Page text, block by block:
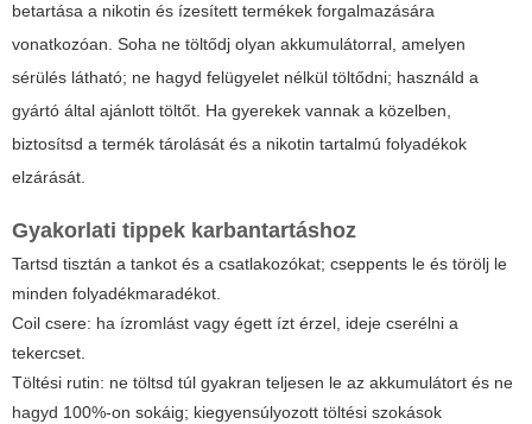
betartása a nikotin és ízesített termékek forgalmazására
vonatkozóan. Soha ne töltődj olyan akkumulátorral, amelyen
sérülés látható; ne hagyd felügyelet nélkül töltődni; használd a
gyártó által ajánlott töltőt. Ha gyerekek vannak a közelben,
biztosítsd a termék tárolását és a nikotin tartalmú folyadékok
elzárását.
Gyakorlati tippek karbantartáshoz
Tartsd tisztán a tankot és a csatlakozókat; cseppents le és törölj le
minden folyadékmaradékot.
Coil csere: ha ízromlást vagy égett ízt érzel, ideje cserélni a
tekercset.
Töltési rutin: ne töltsd túl gyakran teljesen le az akkumulátort és ne
hagyd 100%-on sokáig; kiegyensúlyozott töltési szokások